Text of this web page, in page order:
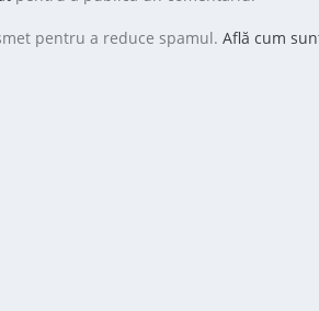
pentru a reduce spamul.Află cum